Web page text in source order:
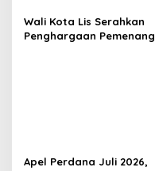
i
Wali Kota Lis Serahkan
Penghargaan Pemenang
Apel Perdana Juli 2026,